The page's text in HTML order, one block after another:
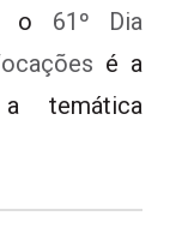
o 61º Dia
é a
temática